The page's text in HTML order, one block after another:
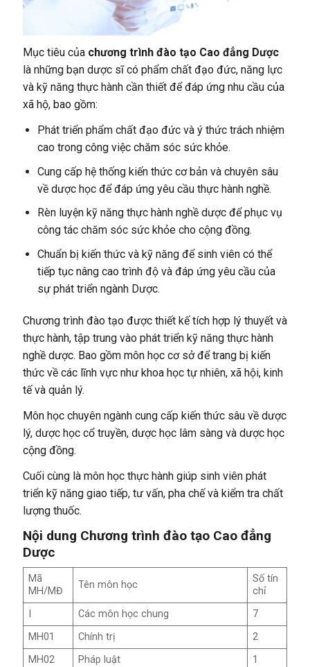
Mục tiêu của chương trình đào tạo Cao đẳng Dược
là những bạn dược sĩ có phẩm chất đạo đức, năng lực
và kỹ năng thực hành cần thiết để đáp ứng nhu cầu của
xã hộ, bao gồm:
Phát triển phẩm chất đạo đức và ý thức trách nhiệm
cao trong công việc chăm sóc sức khỏe.
Cung cấp hệ thống kiến thức cơ bản và chuyên sâu
về dược học để đáp ứng yêu cầu thực hành nghề.
Rèn luyện kỹ năng thực hành nghề dược để phục vụ
công tác chăm sóc sức khỏe cho cộng đồng.
Chuẩn bị kiến thức và kỹ năng để sinh viên có thể
tiếp tục nâng cao trình độ và đáp ứng yêu cầu của
sự phát triển ngành Dược.
Chương trình đào tạo được thiết kế tích hợp lý thuyết và
thực hành, tập trung vào phát triển kỹ năng thực hành
nghề dược. Bao gồm môn học cơ sở để trang bị kiến
thức về các lĩnh vực như khoa học tự nhiên, xã hội, kinh
tế và quản lý.
Môn học chuyên ngành cung cấp kiến thức sâu về dược
lý, dược học cổ truyền, dược học lâm sàng và dược học
cộng đồng.
Cuối cùng là môn học thực hành giúp sinh viên phát
triển kỹ năng giao tiếp, tư vấn, pha chế và kiểm tra chất
lượng thuốc.
Nội dung Chương trình đào tạo Cao đẳng
Dược
Mã
MH/MĐ
Tên môn học
Số tín
chỉ
Các môn học chung
7
MH01
Chính trị
2
MH02
Pháp luật
1